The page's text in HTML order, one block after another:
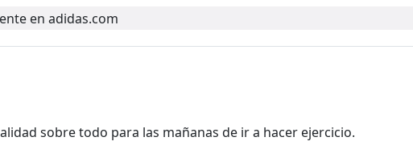
en adidas.com
sobre todo para las mañanas de ir a hacer ejercicio.